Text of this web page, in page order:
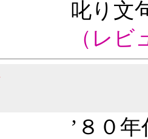
叱り文
（レ
’８０